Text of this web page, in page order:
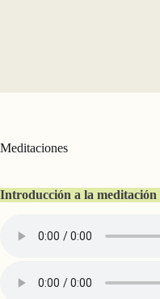
Meditaciones
Introducción a la meditación